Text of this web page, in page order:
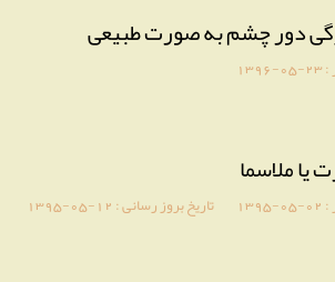
دور چشم به صورت طبیعی
:
1396-05-23
ملاسما
:
1395-05-02 تاریخ بروز رسانی :1395-05-12